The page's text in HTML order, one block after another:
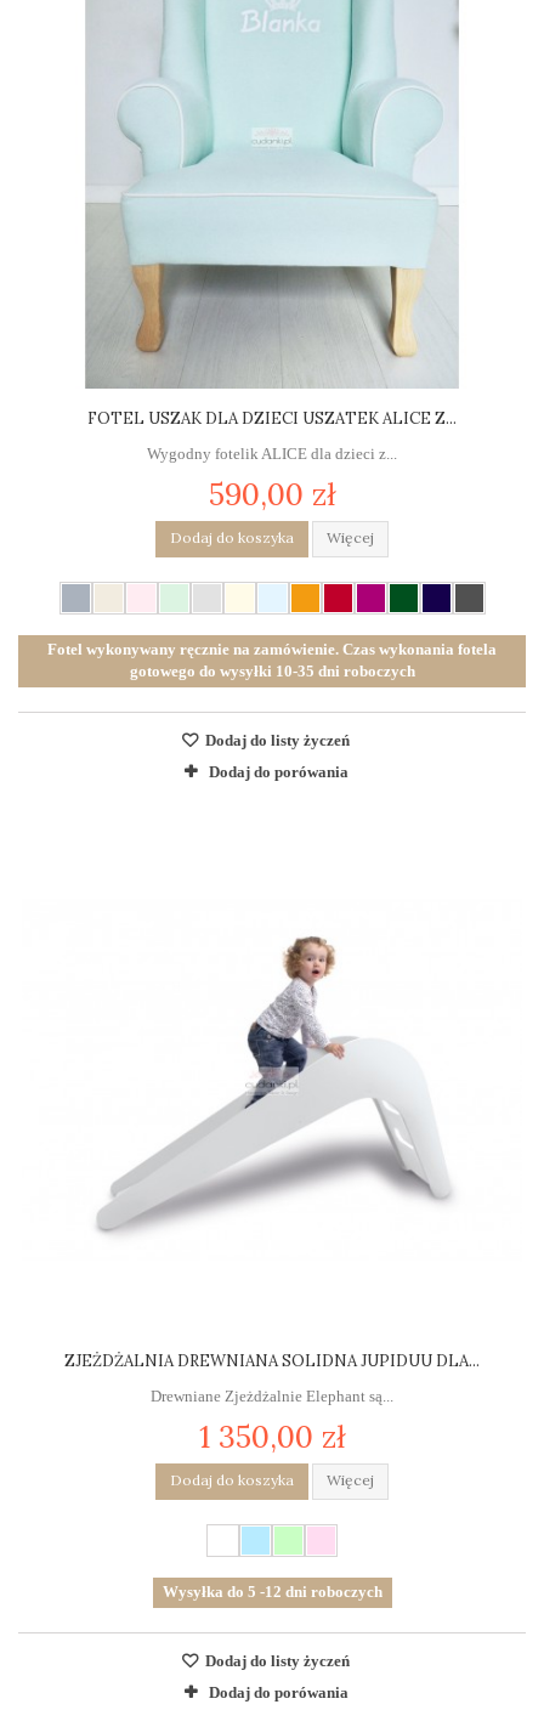
FOTEL USZAK DLA DZIECI USZATEK ALICE Z...
Wygodny fotelik ALICE dla dzieci z...
590,00 zł
Dodaj do koszyka Więcej
Fotel wykonywany ręcznie na zamówienie. Czas wykonania fotela
gotowego do wysyłki 10-35 dni roboczych
Dodaj do listy życzeń
Dodaj do porówania
ZJEŻDŻALNIA DREWNIANA SOLIDNA JUPIDUU DLA...
Drewniane Zjeżdżalnie Elephant są...
1 350,00 zł
Dodaj do koszyka Więcej
Wysyłka do 5 -12 dni roboczych
Dodaj do listy życzeń
Dodaj do porówania